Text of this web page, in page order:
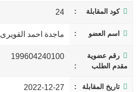
كود المقابلة 24
اسم العضو ماجدة احمد القويرى
رقم عضوية
مقدم الطلب
199604240100
تاريخ المقابلة 2022-12-27